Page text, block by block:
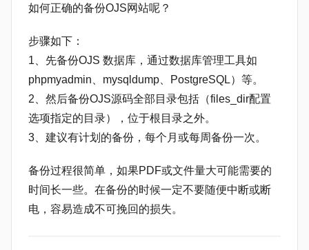
如何正确的备份OJS网站呢？
步骤如下：
1、先备份OJS 数据库，通过数据库管理工具如
phpmyadmin、mysqldump、PostgreSQL）等。
2、然后备份OJS源码全部目录包括（files_dir配置
选项指定的目录），位于根目录之外。
3、建议有计划的备份，每个月或每周备份一次。
备份过程很简单，如果PDF或文件量大可能需要的
时间长一些。在备份的时候一定不要随便中断或断
电，容易造成不可挽回的损失。